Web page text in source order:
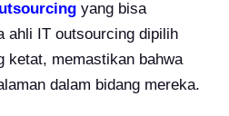
yang bisa
ahli IT outsourcing dipilih
ketat, memastikan bahwa
dalam bidang mereka.